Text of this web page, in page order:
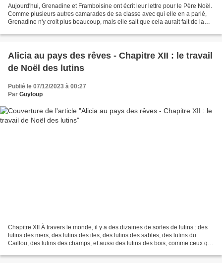
Aujourd'hui, Grenadine et Framboisine ont écrit leur lettre pour le Père Noël.
Comme plusieurs autres camarades de sa classe avec qui elle en a parlé,
Grenadine n'y croit plus beaucoup, mais elle sait que cela aurait fait de la
Alicia au pays des rêves - Chapitre XII : le travail
de Noël des lutins
Publié le 07/12/2023 à 00:27
Par Guyloup
Chapitre XII À travers le monde, il y a des dizaines de sortes de lutins : des
lutins des mers, des lutins des iles, des lutins des sables, des lutins du
Caillou, des lutins des champs, et aussi des lutins des bois, comme ceux qui